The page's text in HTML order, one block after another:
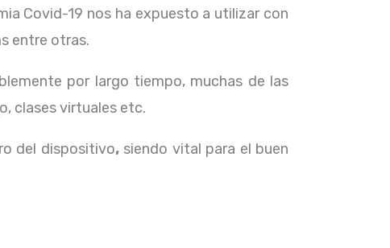
Covid-19 nos ha expuesto a utilizar con
entre otras.
por largo tiempo, muchas de las
clases virtuales etc.
del dispositivo, siendo vital para el buen